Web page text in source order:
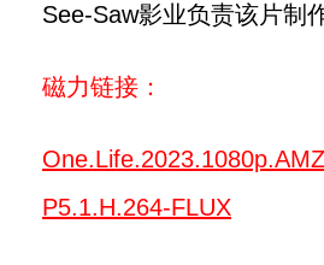
See-Saw影业负责该片制作
磁力链接：
P5.1.H.264-FLUX